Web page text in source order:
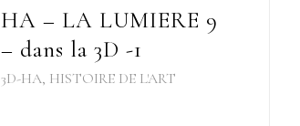
HA – LA LUMIERE 9
– dans la 3D -1
3D-HA, HISTOIRE DE L'ART